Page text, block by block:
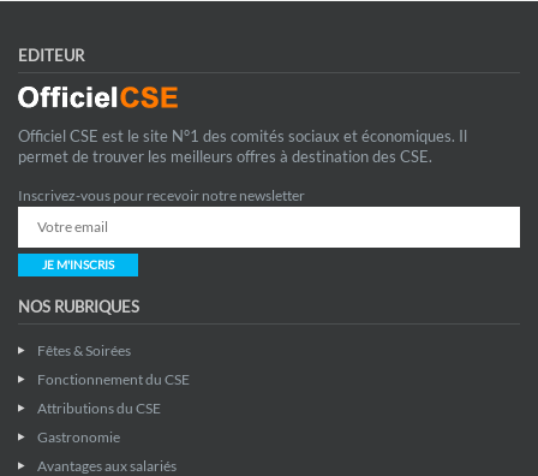
EDITEUR
Officiel CSE est le site N°1 des comités sociaux et économiques. Il
permet de trouver les meilleurs offres à destination des CSE.
Inscrivez-vous pour recevoir notre newsletter
JE M'INSCRIS
NOS RUBRIQUES
Fêtes & Soirées
Fonctionnement du CSE
Attributions du CSE
Gastronomie
Avantages aux salariés